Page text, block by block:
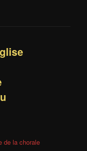
de la chorale